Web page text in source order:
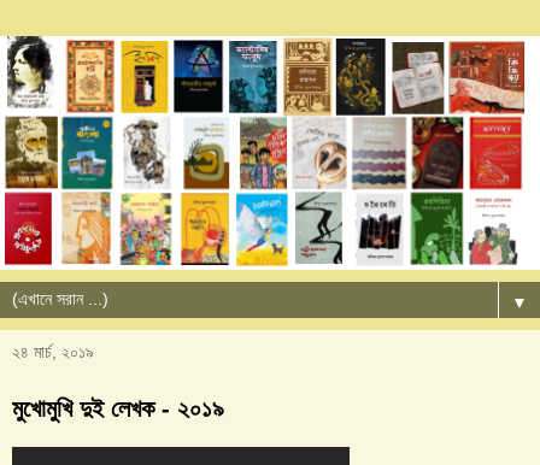
▼
২৪ মার্চ, ২০১৯
মুখোমুখি দুই লেখক - ২০১৯